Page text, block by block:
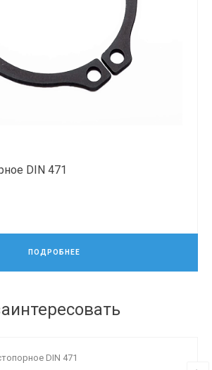
DIN 471
ПОДРОБНЕЕ
DIN 471